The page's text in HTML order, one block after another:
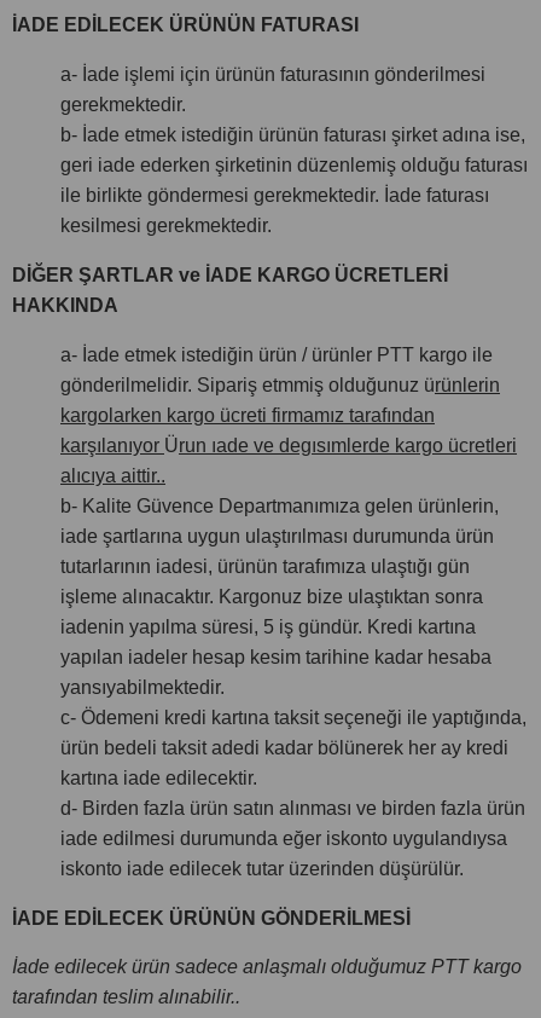
İADE EDİLECEK ÜRÜNÜN FATURASI
a- İade işlemi için ürünün faturasının gönderilmesi
gerekmektedir.
b- İade etmek istediğin ürünün faturası şirket adına ise,
geri iade ederken şirketinin düzenlemiş olduğu faturası
ile birlikte göndermesi gerekmektedir. İade faturası
kesilmesi gerekmektedir.
DİĞER ŞARTLAR ve İADE KARGO ÜCRETLERİ
HAKKINDA
a- İade etmek istediğin ürün / ürünler PTT kargo ile
gönderilmelidir. Sipariş etmmiş olduğunuz ürünlerin
kargolarken kargo ücreti firmamız tarafından
karşılanıyor Ürun ıade ve degısımlerde kargo ücretleri
alıcıya aittir..
b- Kalite Güvence Departmanımıza gelen ürünlerin,
iade şartlarına uygun ulaştırılması durumunda ürün
tutarlarının iadesi, ürünün tarafımıza ulaştığı gün
işleme alınacaktır. Kargonuz bize ulaştıktan sonra
iadenin yapılma süresi, 5 iş gündür. Kredi kartına
yapılan iadeler hesap kesim tarihine kadar hesaba
yansıyabilmektedir.
c- Ödemeni kredi kartına taksit seçeneği ile yaptığında,
ürün bedeli taksit adedi kadar bölünerek her ay kredi
kartına iade edilecektir.
d- Birden fazla ürün satın alınması ve birden fazla ürün
iade edilmesi durumunda eğer iskonto uygulandıysa
iskonto iade edilecek tutar üzerinden düşürülür.
İADE EDİLECEK ÜRÜNÜN GÖNDERİLMESİ
İade edilecek ürün sadece anlaşmalı olduğumuz PTT kargo
tarafından teslim alınabilir..